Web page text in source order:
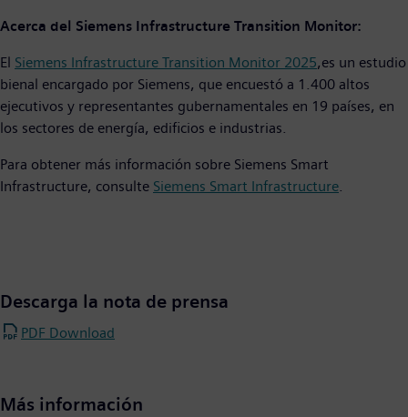
Acerca del Siemens Infrastructure Transition Monitor:
El Siemens Infrastructure Transition Monitor 2025,es un estudio
bienal encargado por Siemens, que encuestó a 1.400 altos
ejecutivos y representantes gubernamentales en 19 países, en
los sectores de energía, edificios e industrias.
Para obtener más información sobre Siemens Smart
Infrastructure, consulte Siemens Smart Infrastructure.
Descarga la nota de prensa
PDF Download
Más información